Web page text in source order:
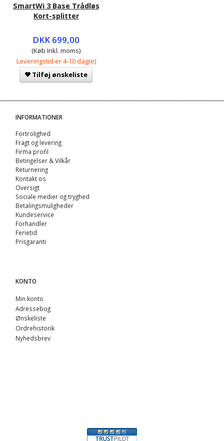
SmartWi 3 Base Trådløs
Kort-splitter
DKK 699,00
(Køb Inkl. moms)
Leveringstid er 4-10 dag(e)
Tilføj ønskeliste
INFORMATIONER
Fortrolighed
Fragt og levering
Firma profil
Betingelser & Vilkår
Returnering
Kontakt os
Oversigt
Sociale medier og tryghed
Betalingsmuligheder
Kundeservice
Forhandler
Ferietid
Prisgaranti
KONTO
Min konto
Adressebog
Ønskeliste
Ordrehistorik
Nyhedsbrev